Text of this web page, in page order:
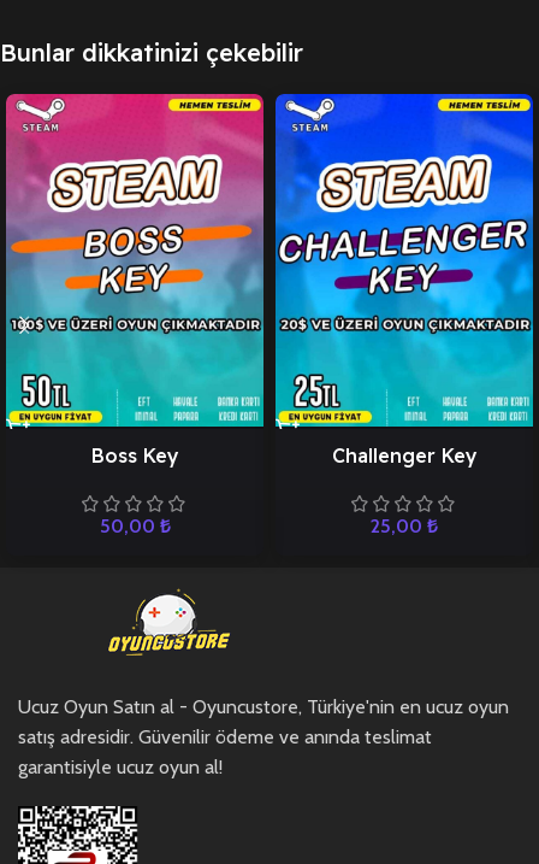
Bunlar dikkatinizi çekebilir
Boss Key
50,00 ₺
Challenger Key
25,00 ₺
Ucuz Oyun Satın al - Oyuncustore, Türkiye'nin en ucuz oyun
satış adresidir. Güvenilir ödeme ve anında teslimat
garantisiyle ucuz oyun al!